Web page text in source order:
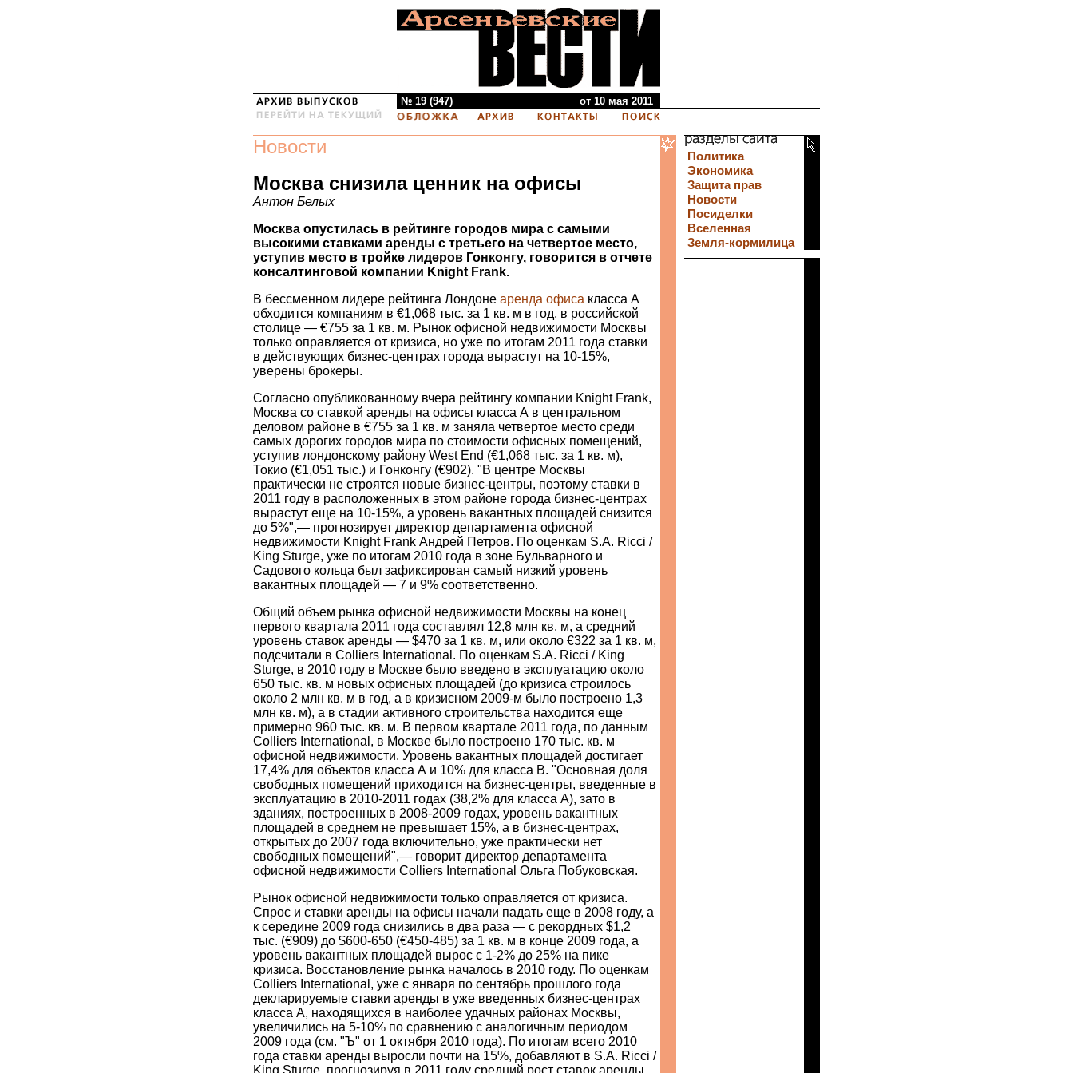
№ 19 (947) от 10 мая 2011
Новости
Москва снизила ценник на офисы
Антон Белых
Москва опустилась в рейтинге городов мира с самыми
высокими ставками аренды с третьего на четвертое место,
уступив место в тройке лидеров Гонконгу, говорится в отчете
консалтинговой компании Knight Frank.
В бессменном лидере рейтинга Лондоне аренда офиса класса А
обходится компаниям в €1,068 тыс. за 1 кв. м в год, в российской
столице — €755 за 1 кв. м. Рынок офисной недвижимости Москвы
только оправляется от кризиса, но уже по итогам 2011 года ставки
в действующих бизнес-центрах города вырастут на 10-15%,
уверены брокеры.
Согласно опубликованному вчера рейтингу компании Knight Frank,
Москва со ставкой аренды на офисы класса А в центральном
деловом районе в €755 за 1 кв. м заняла четвертое место среди
самых дорогих городов мира по стоимости офисных помещений,
уступив лондонскому району West End (€1,068 тыс. за 1 кв. м),
Токио (€1,051 тыс.) и Гонконгу (€902). "В центре Москвы
практически не строятся новые бизнес-центры, поэтому ставки в
2011 году в расположенных в этом районе города бизнес-центрах
вырастут еще на 10-15%, а уровень вакантных площадей снизится
до 5%",— прогнозирует директор департамента офисной
недвижимости Knight Frank Андрей Петров. По оценкам S.A. Ricci /
King Sturge, уже по итогам 2010 года в зоне Бульварного и
Садового кольца был зафиксирован самый низкий уровень
вакантных площадей — 7 и 9% соответственно.
Общий объем рынка офисной недвижимости Москвы на конец
первого квартала 2011 года составлял 12,8 млн кв. м, а средний
уровень ставок аренды — $470 за 1 кв. м, или около €322 за 1 кв. м,
подсчитали в Colliers International. По оценкам S.A. Ricci / King
Sturge, в 2010 году в Москве было введено в эксплуатацию около
650 тыс. кв. м новых офисных площадей (до кризиса строилось
около 2 млн кв. м в год, а в кризисном 2009-м было построено 1,3
млн кв. м), а в стадии активного строительства находится еще
примерно 960 тыс. кв. м. В первом квартале 2011 года, по данным
Colliers International, в Москве было построено 170 тыс. кв. м
офисной недвижимости. Уровень вакантных площадей достигает
17,4% для объектов класса А и 10% для класса В. "Основная доля
свободных помещений приходится на бизнес-центры, введенные в
эксплуатацию в 2010-2011 годах (38,2% для класса А), зато в
зданиях, построенных в 2008-2009 годах, уровень вакантных
площадей в среднем не превышает 15%, а в бизнес-центрах,
открытых до 2007 года включительно, уже практически нет
свободных помещений",— говорит директор департамента
офисной недвижимости Colliers International Ольга Побуковская.
Рынок офисной недвижимости только оправляется от кризиса.
Спрос и ставки аренды на офисы начали падать еще в 2008 году, а
к середине 2009 года снизились в два раза — с рекордных $1,2
тыс. (€909) до $600-650 (€450-485) за 1 кв. м в конце 2009 года, а
уровень вакантных площадей вырос с 1-2% до 25% на пике
кризиса. Восстановление рынка началось в 2010 году. По оценкам
Colliers International, уже с января по сентябрь прошлого года
декларируемые ставки аренды в уже введенных бизнес-центрах
класса А, находящихся в наиболее удачных районах Москвы,
увеличились на 5-10% по сравнению с аналогичным периодом
2009 года (см. "Ъ" от 1 октября 2010 года). По итогам всего 2010
года ставки аренды выросли почти на 15%, добавляют в S.A. Ricci /
King Sturge, прогнозируя в 2011 году средний рост ставок аренды
Политика
Экономика
Защита прав
Новости
Посиделки
Вселенная
Земля-кормилица